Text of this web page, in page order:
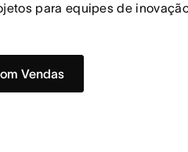
para equipes de
Vendas